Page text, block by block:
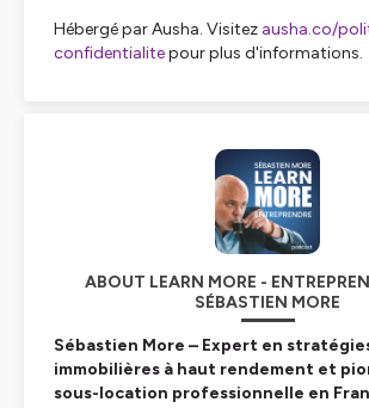
Hébergé par Ausha. Visitez ausha.co/
confidentialitepour plus d'informations.
ABOUT LEARN MORE -
SÉBASTIEN MORE
Sébastien More – Expert en
immobilières à haut rendement et
sous-location professionnelle en